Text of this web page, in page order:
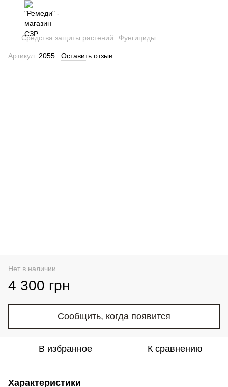
Средства защиты растений Фунгициды
Артикул: 2055 Оставить отзыв
Нет в наличии
4 300 грн
Сообщить, когда появится
В избранное К сравнению
Характеристики